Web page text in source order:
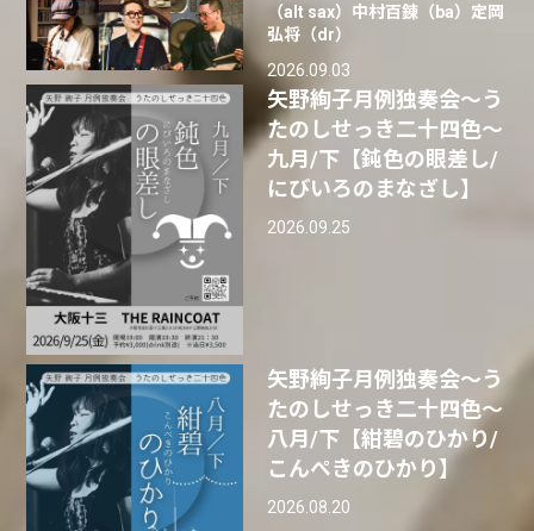
（alt sax）中村百錬（ba）定岡
弘将（dr）
2026.09.03
矢野絢子月例独奏会～う
たのしせっき二十四色～
九月/下【鈍色の眼差し/
にびいろのまなざし】
2026.09.25
矢野絢子月例独奏会～う
たのしせっき二十四色～
八月/下【紺碧のひかり/
こんぺきのひかり】
2026.08.20